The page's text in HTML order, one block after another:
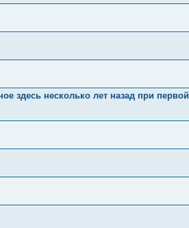
здесь несколько лет назад при первой